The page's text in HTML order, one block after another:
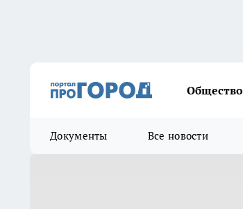
Общество
Документы Все новости